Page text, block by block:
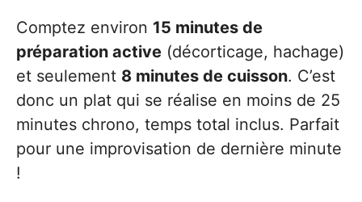
Comptez environ 15 minutes de
préparation active (décorticage, hachage)
et seulement 8 minutes de cuisson. C’est
donc un plat qui se réalise en moins de 25
minutes chrono, temps total inclus. Parfait
pour une improvisation de dernière minute
!